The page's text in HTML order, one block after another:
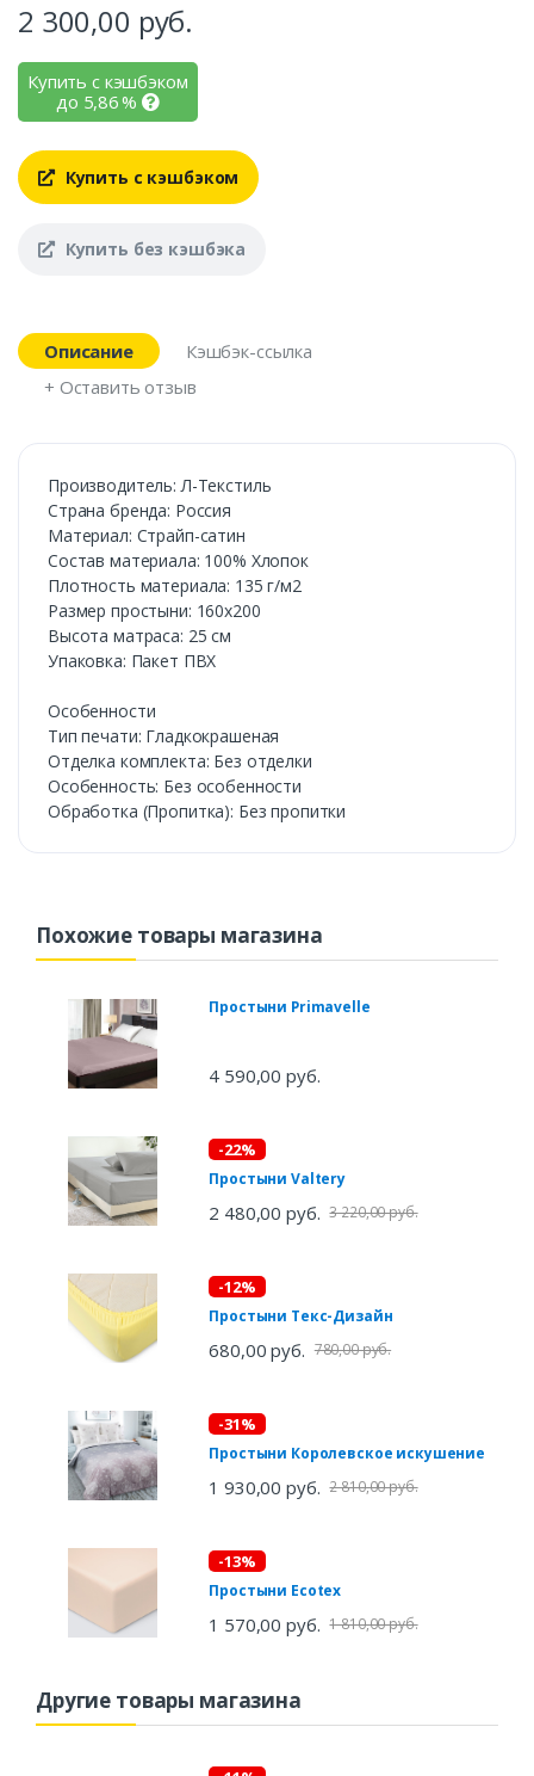
2 300,00 руб.
Купить с кэшбэком
до 5,86%
Купить с кэшбэком
Купить без кэшбэка
Описание
Кэшбэк-ссылка
+ Оставить отзыв
Производитель: Л-Текстиль
Страна бренда: Россия
Материал: Страйп-сатин
Состав материала: 100% Хлопок
Плотность материала: 135 г/м2
Размер простыни: 160х200
Высота матраса: 25 см
Упаковка: Пакет ПВХ
Особенности
Тип печати: Гладкокрашеная
Отделка комплекта: Без отделки
Особенность: Без особенности
Обработка (Пропитка): Без пропитки
Похожие товары магазина
Простыни Primavelle
4 590,00 руб.
-22%
Простыни Valtery
2 480,00 руб. 3 220,00 руб.
-12%
Простыни Текс-Дизайн
680,00 руб. 780,00 руб.
-31%
Простыни Королевское искушение
1 930,00 руб. 2 810,00 руб.
-13%
Простыни Ecotex
1 570,00 руб. 1 810,00 руб.
Другие товары магазина